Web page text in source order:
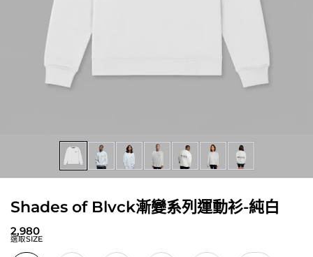
Shades of Blvck漸變系列運動衫-純白
2,980
選取SIZE